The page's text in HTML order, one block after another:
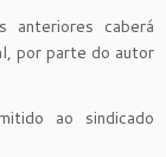
caberá
por parte do autor
ao sindicado